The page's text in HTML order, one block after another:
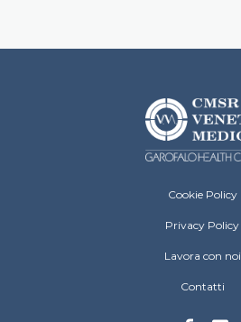
CMSR Footer MenuCookie Policy
Privacy Policy
Lavora con noi
Contatti